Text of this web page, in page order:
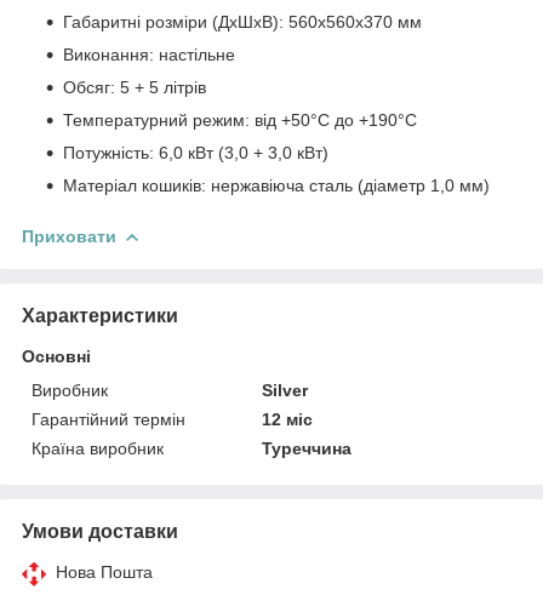
Габаритні розміри (ДхШхВ): 560х560х370 мм
Виконання: настільне
Обсяг: 5 + 5 літрів
Температурний режим: від +50°C до +190°C
Потужність: 6,0 кВт (3,0 + 3,0 кВт)
Матеріал кошиків: нержавіюча сталь (діаметр 1,0 мм)
Приховати
Характеристики
Основні
Виробник
Silver
Гарантійний термін
12 міс
Країна виробник
Туреччина
Умови доставки
Нова Пошта